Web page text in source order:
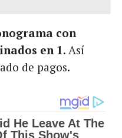
con
en 1. Así
de pagos.